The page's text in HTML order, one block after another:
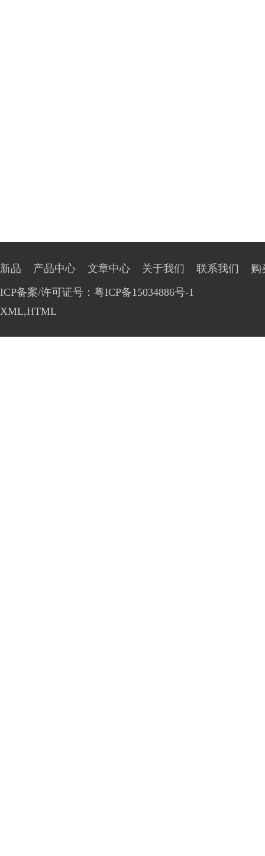
新品 产品中心 文章中心 关于我们 联系我们
购
ICP备案/许可证号：粤ICP备15034886号-1
XML,HTML